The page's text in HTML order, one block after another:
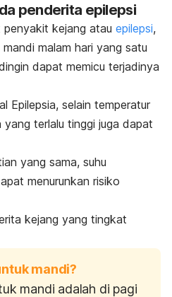
penderita epilepsi
penyakit kejang atau epilepsi,
malam hari yang satu
dapat memicu terjadinya
Epilepsia, selain temperatur
terlalu tinggi juga dapat
yang sama, suhu
menurunkan risiko
kejang yang tingkat
mandi?
mandi adalah di pagi